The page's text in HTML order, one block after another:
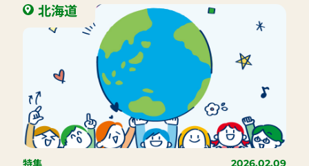
北海道
特集 2026.02.09